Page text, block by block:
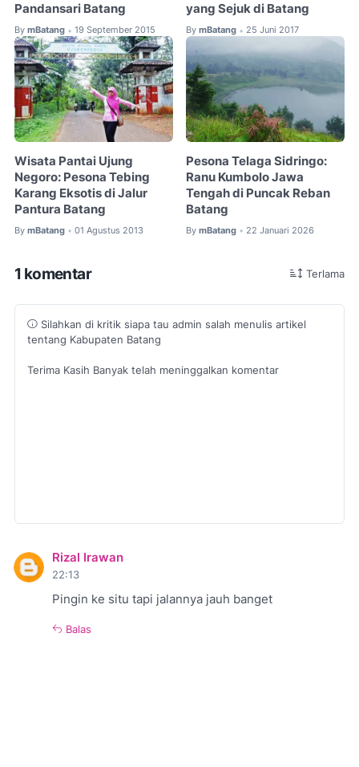
Pandansari Batang
By mBatang • 19 September 2015
yang Sejuk di Batang
By mBatang • 25 Juni 2017
Wisata Pantai Ujung
Negoro: Pesona Tebing
Karang Eksotis di Jalur
Pantura Batang
By mBatang • 01 Agustus 2013
Pesona Telaga Sidringo:
Ranu Kumbolo Jawa
Tengah di Puncak Reban
Batang
By mBatang • 22 Januari 2026
1 komentar Terlama
Silahkan di kritik siapa tau admin salah menulis artikel
tentang Kabupaten Batang
Terima Kasih Banyak telah meninggalkan komentar
Rizal Irawan
22:13
Pingin ke situ tapi jalannya jauh banget
Balas